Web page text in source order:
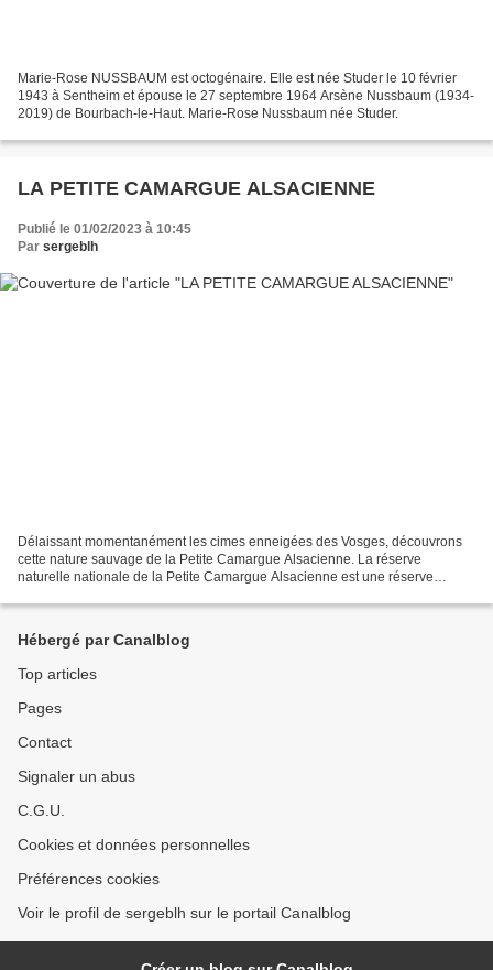
Marie-Rose NUSSBAUM est octogénaire. Elle est née Studer le 10 février
1943 à Sentheim et épouse le 27 septembre 1964 Arsène Nussbaum (1934-
2019) de Bourbach-le-Haut. Marie-Rose Nussbaum née Studer.
LA PETITE CAMARGUE ALSACIENNE
Publié le 01/02/2023 à 10:45
Par sergeblh
Délaissant momentanément les cimes enneigées des Vosges, découvrons
cette nature sauvage de la Petite Camargue Alsacienne. La réserve
naturelle nationale de la Petite Camargue Alsacienne est une réserve
Hébergé par Canalblog
Top articles
Pages
Contact
Signaler un abus
C.G.U.
Cookies et données personnelles
Préférences cookies
Voir le profil de sergeblh sur le portail Canalblog